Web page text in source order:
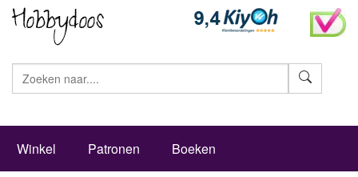
Winkel Patronen Boeken